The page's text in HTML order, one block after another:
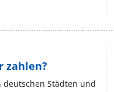
zahlen?
Städten und